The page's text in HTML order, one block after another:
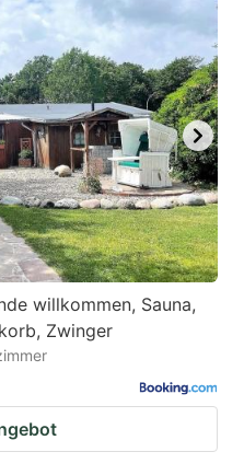
willkommen, Sauna,
Zwinger